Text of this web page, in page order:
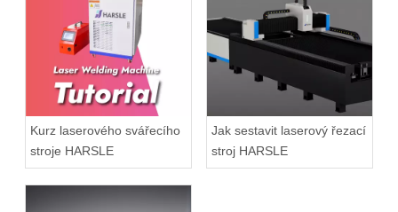
Kurz laserového svářecího
stroje HARSLE
Jak sestavit laserový řezací
stroj HARSLE